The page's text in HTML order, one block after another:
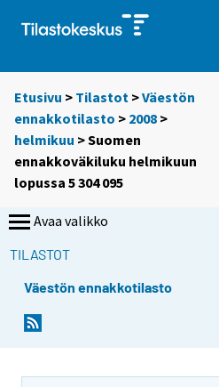
Etusivu > Tilastot >Väestön
ennakkotilasto > 2008 >
helmikuu > Suomen
ennakkoväkiluku helmikuun
lopussa 5 304 095
Avaa valikko
TILASTOT
Väestön ennakkotilasto